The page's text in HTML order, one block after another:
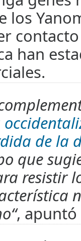
los
han
de la
que
resistir
,